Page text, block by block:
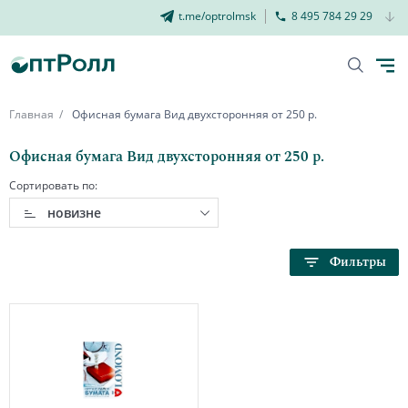
t.me/optrolmsk 8 495 784 29 29
Главная Офисная бумага Вид двухсторонняя от 250 р.
Офисная бумага Вид двухсторонняя от 250 р.
Сортировать по:
новизне
Фильтры